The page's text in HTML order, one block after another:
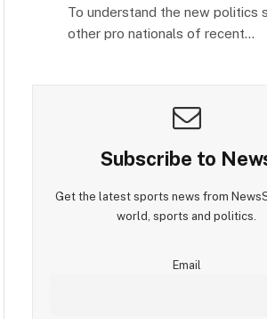
To understand the new politics
other pro nationals of recent…
Subscribe to
Get the latest sports news from
world, sports and politics.
Email